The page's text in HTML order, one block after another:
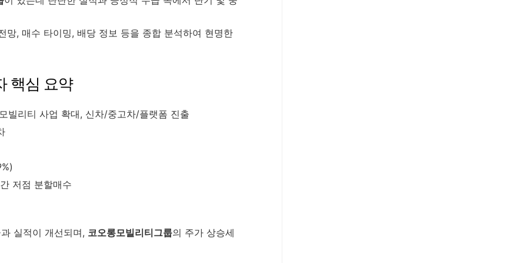
망, 매수 타이밍, 배당 정보 등을 종합 분석하여 현명한
핵심 요약
빌리티 사업 확대, 신차/중고차/플랫폼 진출
저점 분할매수
실적이 개선되며, 코오롱모빌리티그룹의 주가 상승세